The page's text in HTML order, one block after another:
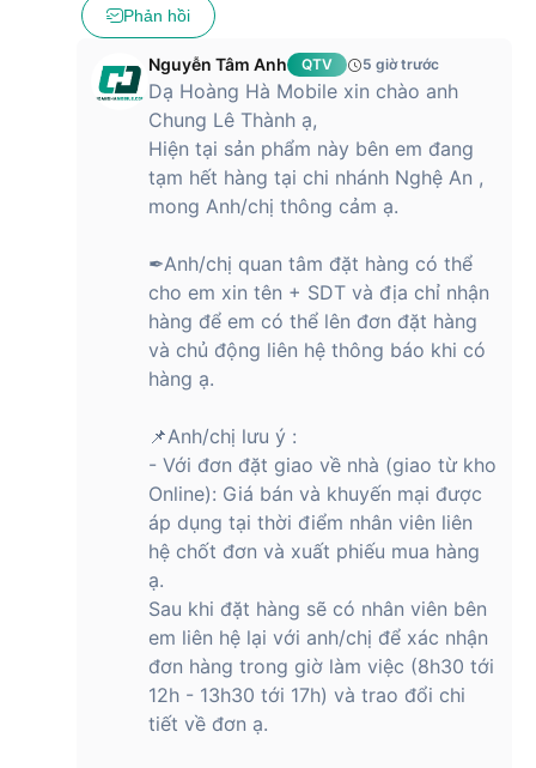
Phản hồi
Nguyễn Tâm Anh QTV 5 giờ trước
Dạ Hoàng Hà Mobile xin chào anh
Chung Lê Thành ạ,
Hiện tại sản phẩm này bên em đang
tạm hết hàng tại chi nhánh Nghệ An ,
mong Anh/chị thông cảm ạ.
✒Anh/chị quan tâm đặt hàng có thể
cho em xin tên + SDT và địa chỉ nhận
hàng để em có thể lên đơn đặt hàng
và chủ động liên hệ thông báo khi có
hàng ạ.
📌Anh/chị lưu ý :
- Với đơn đặt giao về nhà (giao từ kho
Online): Giá bán và khuyến mại được
áp dụng tại thời điểm nhân viên liên
hệ chốt đơn và xuất phiếu mua hàng
ạ.
Sau khi đặt hàng sẽ có nhân viên bên
em liên hệ lại với anh/chị để xác nhận
đơn hàng trong giờ làm việc (8h30 tới
12h - 13h30 tới 17h) và trao đổi chi
tiết về đơn ạ.